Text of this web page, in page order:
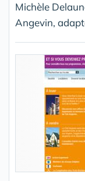
Michèle
Angevin,